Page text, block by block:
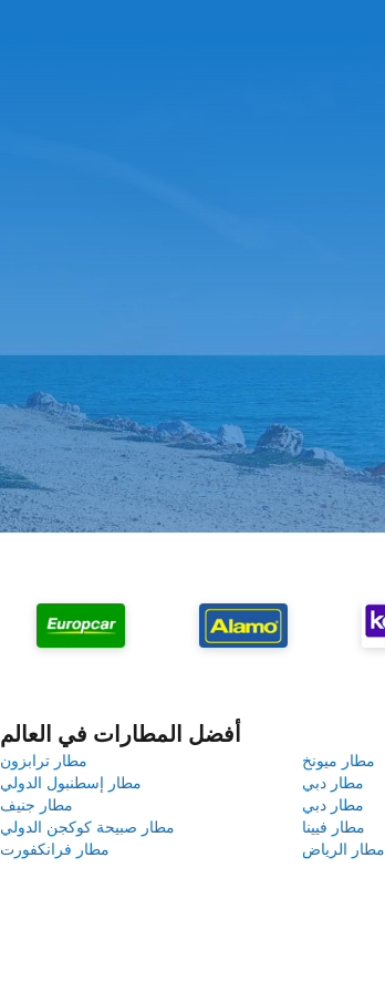
أفضل المطارات في العالم
مطار ترابزون
مطار ميونخ
مطار إسطنبول الدولي
مطار دبي
مطار جنيف
مطار دبي
مطار صبيحة كوكجن الدولي
مطار فيينا
مطار فرانكفورت
مطار الرياض